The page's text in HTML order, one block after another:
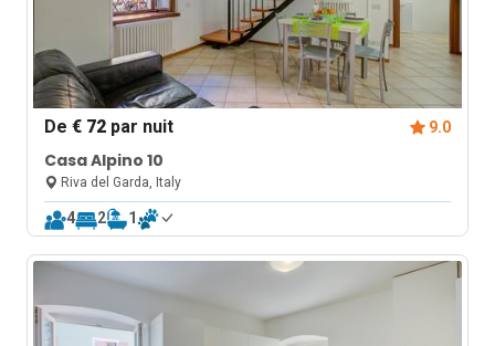
De€ 72 par nuit 9.0
Casa Alpino 10
Riva del Garda, Italy
4 2 1